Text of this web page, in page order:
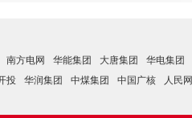
南方电网 华能集团 大唐集团 华电集团
投 华润集团 中煤集团 中国广核 人民网